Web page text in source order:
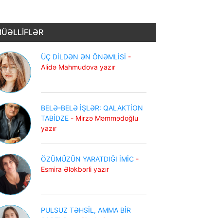
ÜÇ DİLDƏN ƏN ÖNƏMLİSİ -
Alidə Mahmudova yazır
BELƏ-BELƏ İŞLƏR: QALAKTİON
TABİDZE - Mirzə Məmmədoğlu
yazır
ÖZÜMÜZÜN YARATDIĞI İMİC -
Esmira Ələkbərli yazır
PULSUZ TƏHSİL, AMMA BİR